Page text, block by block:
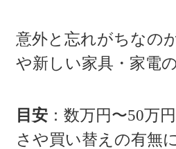
意外と忘れがちなの
や新しい家具・家電の
目安 ：数万円〜50万
さや買い替えの有無